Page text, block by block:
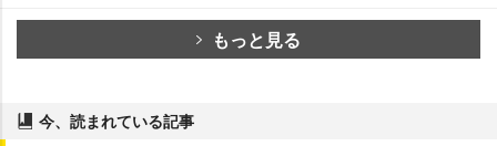
もっと見る
今、読まれている記事